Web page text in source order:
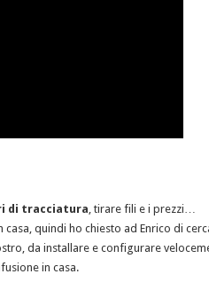
di tracciatura , tirare fili e i prezzi…
quindi ho chiesto ad Enrico di
da installare e configurare
in casa.